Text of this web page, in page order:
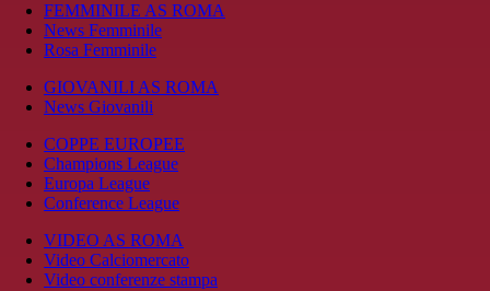
FEMMINILE AS ROMA
News Femminile
Rosa Femminile
GIOVANILI AS ROMA
News Giovanili
COPPE EUROPEE
Champions League
Europa League
Conference League
VIDEO AS ROMA
Video Calciomercato
Video conferenze stampa